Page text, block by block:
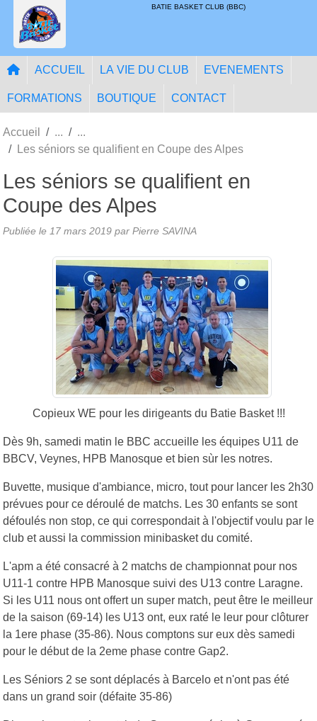
BATIE BASKET CLUB (BBC)
ACCUEIL LA VIE DU CLUB EVENEMENTS
FORMATIONS BOUTIQUE CONTACT
Accueil
Les séniors se qualifient en Coupe des Alpes
Les séniors se qualifient en
Coupe des Alpes
Publiée le 17 mars 2019 par Pierre SAVINA
Copieux WE pour les dirigeants du Batie Basket !!!
Dès 9h, samedi matin le BBC accueille les équipes U11 de
BBCV, Veynes, HPB Manosque et bien sùr les notres.
Buvette, musique d'ambiance, micro, tout pour lancer les 2h30
prévues pour ce déroulé de matchs. Les 30 enfants se sont
défoulés non stop, ce qui correspondait à l'objectif voulu par le
club et aussi la commission minibasket du comité.
L'apm a été consacré à 2 matchs de championnat pour nos
U11-1 contre HPB Manosque suivi des U13 contre Laragne.
Si les U11 nous ont offert un super match, peut être le meilleur
de la saison (69-14) les U13 ont, eux raté le leur pour clôturer
la 1ere phase (35-86). Nous comptons sur eux dès samedi
pour le début de la 2eme phase contre Gap2.
Les Séniors 2 se sont déplacés à Barcelo et n'ont pas été
dans un grand soir (défaite 35-86)
Panneau de gestion des cookies